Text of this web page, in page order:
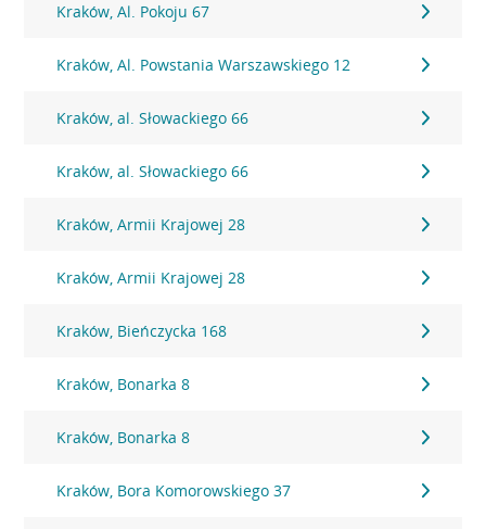
Kraków, Al. Pokoju 67
Kraków, Al. Powstania Warszawskiego 12
Kraków, al. Słowackiego 66
Kraków, al. Słowackiego 66
Kraków, Armii Krajowej 28
Kraków, Armii Krajowej 28
Kraków, Bieńczycka 168
Kraków, Bonarka 8
Kraków, Bonarka 8
Kraków, Bora Komorowskiego 37